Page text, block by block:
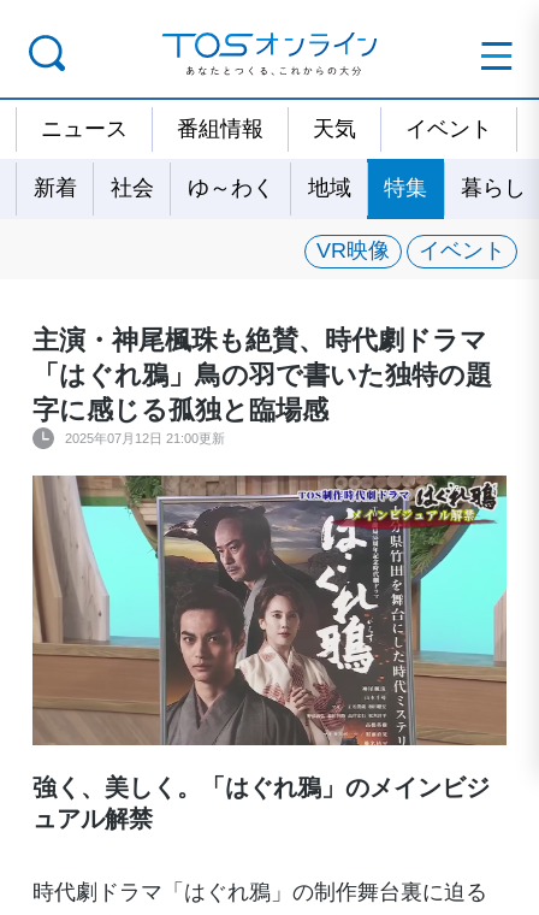
ニュース 番組情報 天気 イベント
新着 社会 ゆ～わく 地域 特集 暮らし
VR映像 イベント
主演・神尾楓珠も絶賛、時代劇ドラマ
「はぐれ鴉」鳥の羽で書いた独特の題
字に感じる孤独と臨場感
2025年07月12日 21:00更新
強く、美しく。「はぐれ鴉」のメインビジ
ュアル解禁
時代劇ドラマ「はぐれ鴉」の制作舞台裏に迫る